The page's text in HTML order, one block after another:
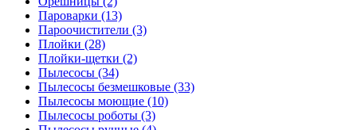
Пароварки (13)
Пароочистители (3)
Плойки (28)
Плойки-щетки (2)
Пылесосы (34)
Пылесосы безмешковые (33)
Пылесосы моющие (10)
Пылесосы роботы (3)